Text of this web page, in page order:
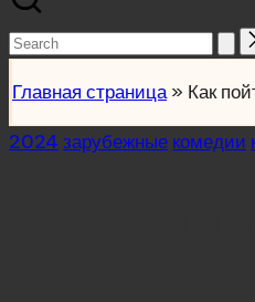
Search
Главная страница» Как
Posted
2024 зарубежные комедии